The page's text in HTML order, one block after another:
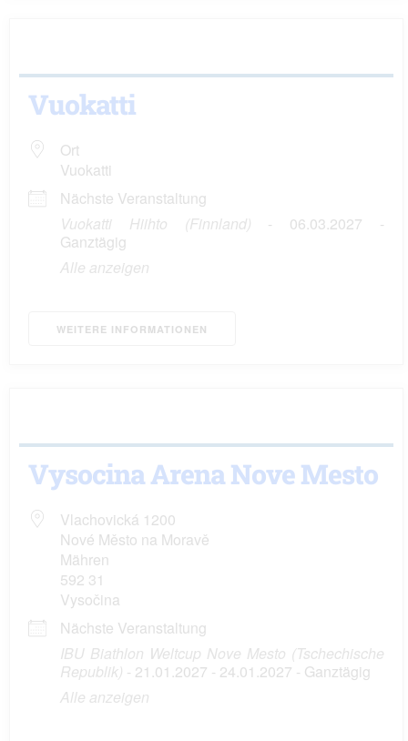
Vuokatti
Ort
Vuokatti
Nächste Veranstaltung
Vuokatti Hiihto (Finnland) - 06.03.2027 -
Ganztägig
Alle anzeigen
WEITERE INFORMATIONEN
Vysocina Arena Nove Mesto
Vlachovická 1200
Nové Město na Moravě
Mähren
592 31
Vysočina
Nächste Veranstaltung
IBU Biathlon Weltcup Nove Mesto (Tschechische
Republik) - 21.01.2027 - 24.01.2027 - Ganztägig
Alle anzeigen